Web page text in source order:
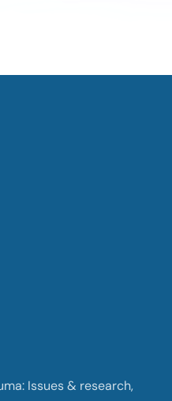
Issues & research,